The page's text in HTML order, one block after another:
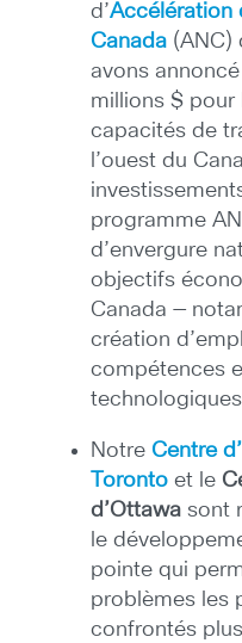
d’Accélération
Canada (ANC)
avons
millions $ pour
capacités de
l’ouest du
programme
d’envergure
objectifs
Canada —
création
compétences
Notre Centre
Toronto et le
d’Ottawa sont
le
pointe qui
problèmes les
confrontés